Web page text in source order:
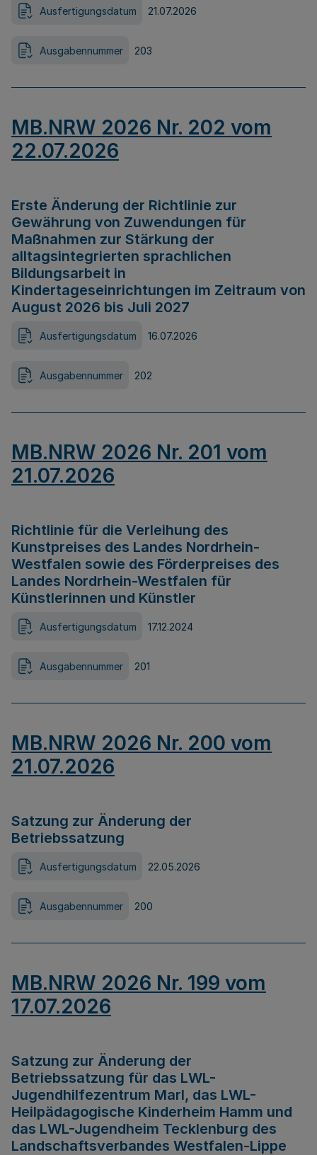
Ausfertigungsdatum 21.07.2026
Ausgabennummer 203
MB.NRW 2026 Nr. 202 vom
22.07.2026
Erste Änderung der Richtlinie zur
Gewährung von Zuwendungen für
Maßnahmen zur Stärkung der
alltagsintegrierten sprachlichen
Bildungsarbeit in
Kindertageseinrichtungen im Zeitraum von
August 2026 bis Juli 2027
Ausfertigungsdatum 16.07.2026
Ausgabennummer 202
MB.NRW 2026 Nr. 201 vom
21.07.2026
Richtlinie für die Verleihung des
Kunstpreises des Landes Nordrhein-
Westfalen sowie des Förderpreises des
Landes Nordrhein-Westfalen für
Künstlerinnen und Künstler
Ausfertigungsdatum 17.12.2024
Ausgabennummer 201
MB.NRW 2026 Nr. 200 vom
21.07.2026
Satzung zur Änderung der
Betriebssatzung
Ausfertigungsdatum 22.05.2026
Ausgabennummer 200
MB.NRW 2026 Nr. 199 vom
17.07.2026
Satzung zur Änderung der
Betriebssatzung für das LWL-
Jugendhilfezentrum Marl, das LWL-
Heilpädagogische Kinderheim Hamm und
das LWL-Jugendheim Tecklenburg des
Landschaftsverbandes Westfalen-Lippe